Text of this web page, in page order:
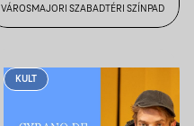
JÁNOS
VÁROSMAJORI SZABADTÉRI SZÍNPAD
KULT